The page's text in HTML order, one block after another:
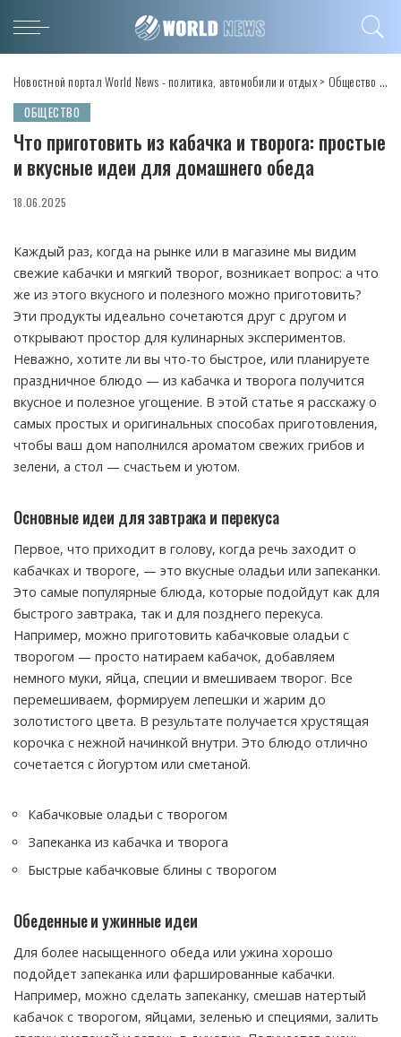
Новостной портал World News - политика, автомобили и отдых> Общество
ОБЩЕСТВО
Что приготовить из кабачка и творога: простые
и вкусные идеи для домашнего обеда
18.06.2025
Каждый раз, когда на рынке или в магазине мы видим
свежие кабачки и мягкий творог, возникает вопрос: а что
же из этого вкусного и полезного можно приготовить?
Эти продукты идеально сочетаются друг с другом и
открывают простор для кулинарных экспериментов.
Неважно, хотите ли вы что-то быстрое, или планируете
праздничное блюдо — из кабачка и творога получится
вкусное и полезное угощение. В этой статье я расскажу о
самых простых и оригинальных способах приготовления,
чтобы ваш дом наполнился ароматом свежих грибов и
зелени, а стол — счастьем и уютом.
Основные идеи для завтрака и перекуса
Первое, что приходит в голову, когда речь заходит о
кабачках и твороге, — это вкусные оладьи или запеканки.
Это самые популярные блюда, которые подойдут как для
быстрого завтрака, так и для позднего перекуса.
Например, можно приготовить кабачковые оладьи с
творогом — просто натираем кабачок, добавляем
немного муки, яйца, специи и вмешиваем творог. Все
перемешиваем, формируем лепешки и жарим до
золотистого цвета. В результате получается хрустящая
корочка с нежной начинкой внутри. Это блюдо отлично
сочетается с йогуртом или сметаной.
Кабачковые оладьи с творогом
Запеканка из кабачка и творога
Быстрые кабачковые блины с творогом
Обеденные и ужинные идеи
Для более насыщенного обеда или ужина хорошо
подойдет запеканка или фаршированные кабачки.
Например, можно сделать запеканку, смешав натертый
кабачок с творогом, яйцами, зеленью и специями, залить